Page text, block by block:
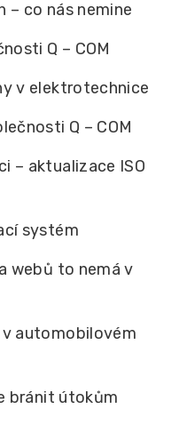
– co nás nemine
Q – COM
v elektrotechnice
Q – COM
– aktualizace ISO
systém
webů to nemá v
automobilovém
bránit útokům